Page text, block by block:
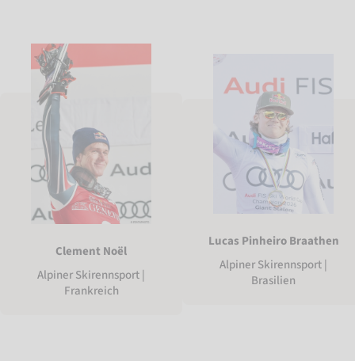
Clement Noël
Alpiner Skirennsport |
Frankreich
Lucas Pinheiro Braathen
Alpiner Skirennsport |
Brasilien